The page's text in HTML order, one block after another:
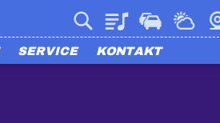
PlaylistVerkehrWetter
SERVICE KONTAKT